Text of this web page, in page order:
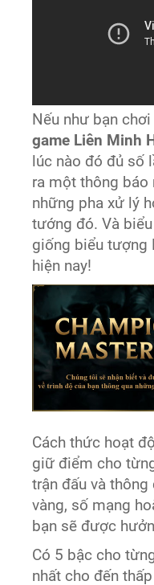
Nếu như bạn
game Liên Minh
lúc nào đó đủ số
ra một thông báo
những pha xử lý
tướng đó. Và
giống biểu tượng
hiện nay!
Cách thức hoạt
giữ điểm cho
trận đấu và
vàng, số mạng
bạn sẽ được
Có 5 bậc cho
nhất cho đến thấp